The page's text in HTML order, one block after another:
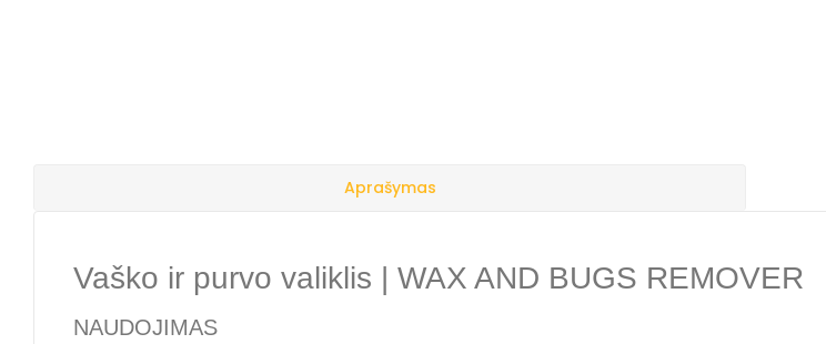
Aprašymas
Vaško ir purvo valiklis | WAX AND BUGS REMOVER
NAUDOJIMAS